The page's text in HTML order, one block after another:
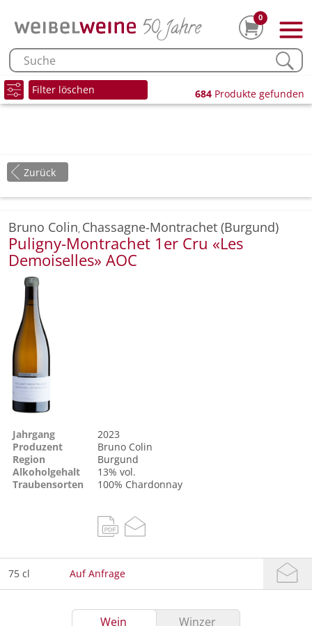
0
Filter löschen 684 Produkte gefunden
Zurück
Bruno Colin, Chassagne-Montrachet (Burgund)
Puligny-Montrachet 1er Cru «Les
Demoiselles» AOC
Jahrgang
2023
Produzent
Bruno Colin
Region
Burgund
Alkoholgehalt
13% vol.
Traubensorten
100% Chardonnay
75 cl Auf Anfrage
Wein Winzer